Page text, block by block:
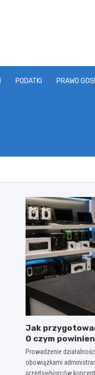
PODATKI PRAWO
Jak
O czym
Prowadzenie
obowiązkami
przedsiębiorców